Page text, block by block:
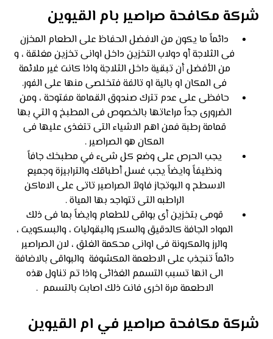
شركة مكافحة صراصير بام القيوين
دائماً ما يكون من الافضل الحفاظ على الطعام المخزن
فى الثلاجة أو دولاب التخزين داخل اوانى تخزين مغلقة ، و
من الأفضل أن تبقية داخل الثلاجة واذا كانت غير ملائمة
فى المكان او بالية او تالفة فتخلصى منها على الفور.
حافظى على عدم تترك صندوق القمامة مفتوحة ، ومن
الضرورى جداً مراعاتها بالخصوص فى المطبخ و التي بها
قمامة رطبة فمن اهم الاشياء التى تتغذى عليها فى
المكان هو الصراصير .
يجب الحرص على وضع كل شىء في مطبخك جافاً
ونظيفاً وايضاً يجب غسل أطباقك والترابيزة وجميع
الاسطح و البوتجاز فاولاً الصراصير تاتى على الاماكن
الراطبه التى تتواجد بها المياة .
قومى بتخزين أى بواقى للطعام وايضاً بما فى ذلك
المواد الجافة كالدقيق والسكر والبقوليات ، والبسكويت ،
والرز والمكرونة فى اوانى محكمة الغلق ، لان الصراصير
دائماً تنجذب على الاطعمة المكشوفة والبواقى بالاضافة
الى انها تسبب التسمم الغذائى واذا تم تناول هذه
الاطعمة مرة اخرى فانت ذلك اصابت بالتسمم .
شركة مكافحة صراصير في ام القيوين